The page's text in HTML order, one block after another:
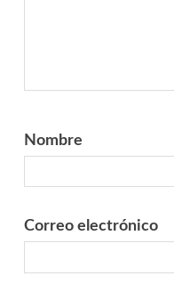
Nombre
Correo electrónico